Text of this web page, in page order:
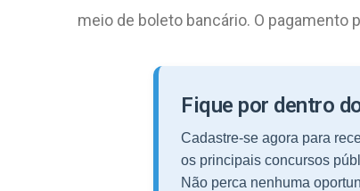
meio de boleto bancário. O pagamento
Fique por dentro
Cadastre-se agora para
os principais concursos
Não perca nenhuma